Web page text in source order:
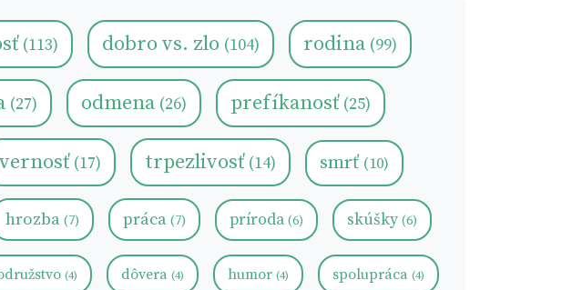
(113) dobro vs. zlo (104) rodina (99)
(27) odmena (26) prefíkanosť (25)
vernosť (17) trpezlivosť (14) smrť (10)
hrozba (7) práca (7) príroda (6) skúšky (6)
(4) dôvera (4) humor (4) spolupráca (4)